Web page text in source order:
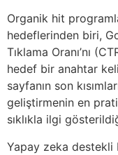
Organik hit
hedeflerinden biri,
Tıklama Oranı’nı
hedef bir anahtar
sayfanın son
geliştirmenin en
sıklıkla ilgi
Yapay zeka destekli